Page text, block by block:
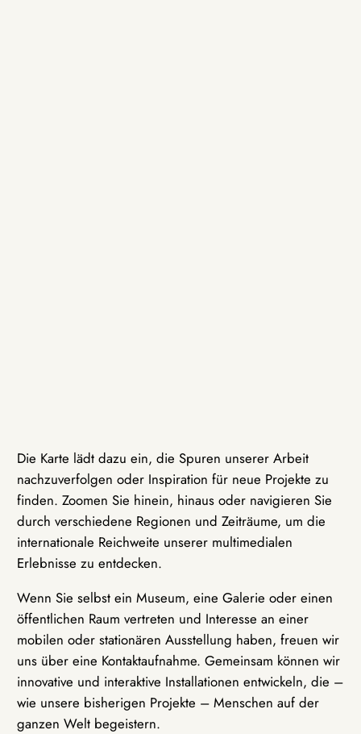
Die Karte lädt dazu ein, die Spuren unserer Arbeit
nachzuverfolgen oder Inspiration für neue Projekte zu
finden. Zoomen Sie hinein, hinaus oder navigieren Sie
durch verschiedene Regionen und Zeiträume, um die
internationale Reichweite unserer multimedialen
Erlebnisse zu entdecken.
Wenn Sie selbst ein Museum, eine Galerie oder einen
öffentlichen Raum vertreten und Interesse an einer
mobilen oder stationären Ausstellung haben, freuen wir
uns über eine Kontaktaufnahme. Gemeinsam können wir
innovative und interaktive Installationen entwickeln, die –
wie unsere bisherigen Projekte – Menschen auf der
ganzen Welt begeistern.